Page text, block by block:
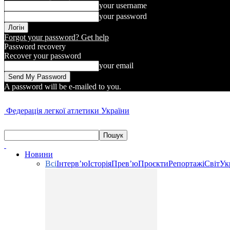
your username
your password
Forgot your password? Get help
Password recovery
Recover your password
your email
A password will be e-mailed to you.
Федерація легкої атлетики України
Новини
ВсіІнтерв’юІсторіяПрев’юПроєктиРепортажіСвіт